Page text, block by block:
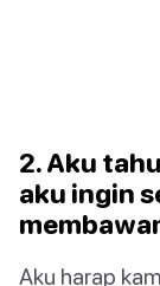
2. Aku
aku ingin
Aku harap